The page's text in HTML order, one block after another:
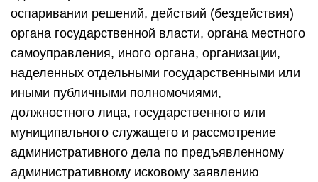
оспаривании решений, действий (бездействия)
органа государственной власти, органа местного
самоуправления, иного органа, организации,
наделенных отдельными государственными или
иными публичными полномочиями,
должностного лица, государственного или
муниципального служащего и рассмотрение
административного дела по предъявленному
административному исковому заявлению